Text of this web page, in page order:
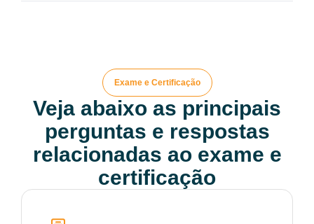
Exame e Certificação
Veja abaixo as principais
perguntas e respostas
relacionadas ao exame e
certificação